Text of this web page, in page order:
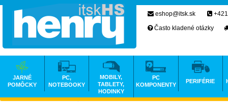
eshop@itsk.sk
Často kladené otázky
JARNÉ
POMÔCKY
PC,
NOTEBOOKY
MOBILY,
TABLETY,
HODINKY
PC
KOMPONENTY
PERIFÉRIE